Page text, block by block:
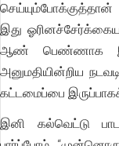
இது
ஆண் பெண்ணாக
அனுமதியின்றிய
கட்டமைப்பை
இனி கல்வெட்டு